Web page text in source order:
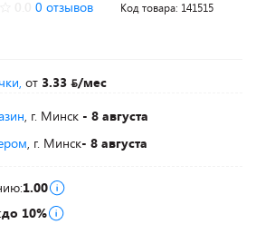
0 отзывов Код товара: 141515
от 3.33
/мес
, г. Минск - 8 августа
, г. Минск- 8 августа
1.00
до 10%